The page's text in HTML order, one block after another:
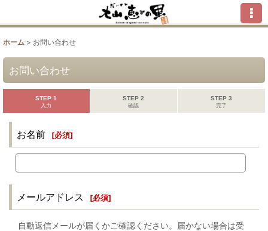
ホーム > お問い合わせ
お問い合わせ
STEP 1
入力
STEP 2
確認
STEP 3
完了
お名前 [必須]
メールアドレス [必須]
自動返信メールが届くかご確認ください。届かない場合は受